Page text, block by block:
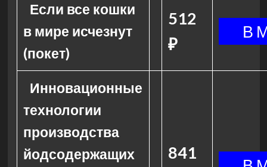
Если все кошки
в мире исчезнут
(покет)
512
₽
Инновационные
технологии
производства
йодсодержащих
841